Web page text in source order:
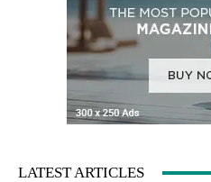
LATEST ARTICLES